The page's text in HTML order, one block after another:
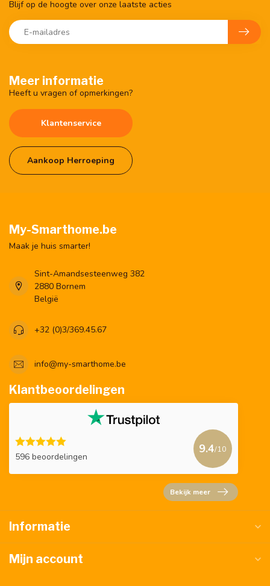
Meer informatie
Heeft u vragen of opmerkingen?
Klantenservice
Aankoop Herroeping
Blijf op de hoogte over onze laatste acties
My-Smarthome.be
Maak je huis smarter!
Sint-Amandsesteenweg 382
2880 Bornem
België
+32 (0)3/369.45.67
info@my-smarthome.be
Klantbeoordelingen
596 beoordelingen
9.4/10
Bekijk meer
Informatie
Mijn account